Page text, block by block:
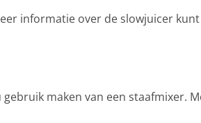
informatie over de slowjuicer
maken van een staafmixer.